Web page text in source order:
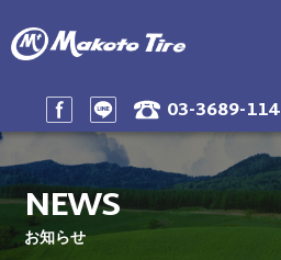
03-3689-
SERVICE
サービス案内
CUSTOMER'S VOICE
お客様の声
NEWS
お知らせ